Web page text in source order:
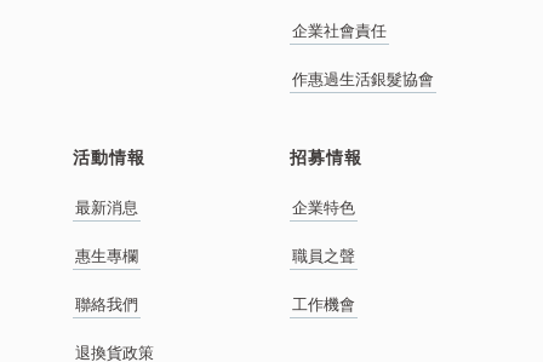
企業社會責任
作惠過生活銀髮協會
活動情報
最新消息
惠生專欄
聯絡我們
退換貨政策
招募情報
企業特色
職員之聲
工作機會